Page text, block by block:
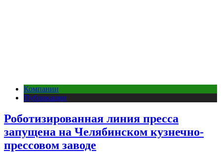
Компании
Публикации
Роботизированная линия пресса
запущена на Челябинском кузнечно-
прессовом заводе